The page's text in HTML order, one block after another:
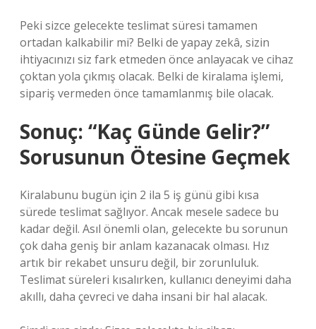
Peki sizce gelecekte teslimat süresi tamamen
ortadan kalkabilir mi? Belki de yapay zekâ, sizin
ihtiyacınızı siz fark etmeden önce anlayacak ve cihaz
çoktan yola çıkmış olacak. Belki de kiralama işlemi,
sipariş vermeden önce tamamlanmış bile olacak.
Sonuç: “Kaç Günde Gelir?”
Sorusunun Ötesine Geçmek
Kiralabunu bugün için 2 ila 5 iş günü gibi kısa
sürede teslimat sağlıyor. Ancak mesele sadece bu
kadar değil. Asıl önemli olan, gelecekte bu sorunun
çok daha geniş bir anlam kazanacak olması. Hız
artık bir rekabet unsuru değil, bir zorunluluk.
Teslimat süreleri kısalırken, kullanıcı deneyimi daha
akıllı, daha çevreci ve daha insani bir hal alacak.